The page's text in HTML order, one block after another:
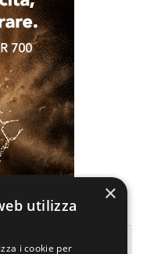
×
utilizza
i cookie per